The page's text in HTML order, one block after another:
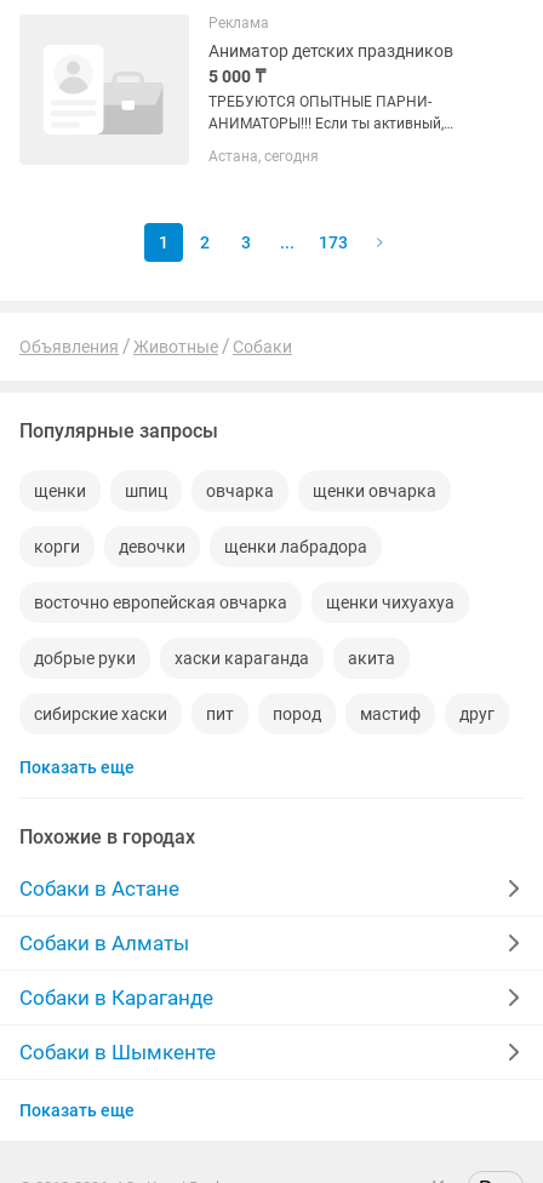
Качественный и удобный ✅ Подходит
для детской...
Реклама
Аниматор детских праздников
5 000 ₸
ТРЕБУЮТСЯ ОПЫТНЫЕ ПАРНИ-
АНИМАТОРЫ!!! Если ты активный,
центре внимания и готов дарить детям
Астана, сегодня
1 2 3 ... 173
Объявления Животные Собаки
Популярные запросы
щенки шпиц овчарка щенки овчарка
корги девочки щенки лабрадора
восточно европейская овчарка щенки чихуахуа
добрые руки хаски караганда акита
сибирские хаски пит пород мастиф друг
немецкая
продать собаку
шенок йорки
консультации связи
йоркширские терьеры йорк
Показать еще
Похожие в городах
Собаки в Астане
Собаки в Алматы
Собаки в Караганде
Собаки в Шымкенте
Собаки в Усть-Каменогорске
Показать еще